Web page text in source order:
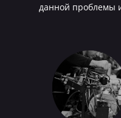
данной проблемы